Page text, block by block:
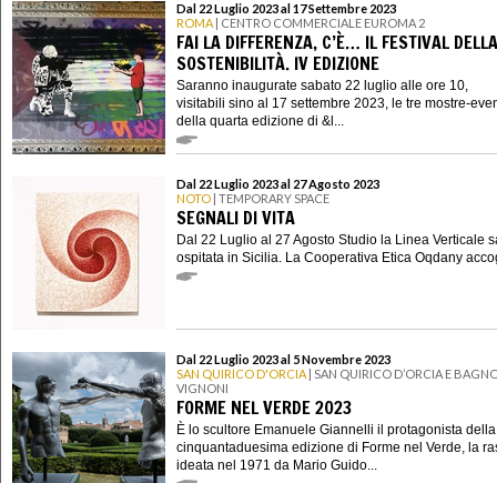
Dal 22 Luglio 2023 al 17 Settembre 2023
ROMA | CENTRO COMMERCIALE EUROMA 2
FAI LA DIFFERENZA, C’È… IL FESTIVAL DELLA
SOSTENIBILITÀ. IV EDIZIONE
Saranno inaugurate sabato 22 luglio alle ore 10,
visitabili sino al 17 settembre 2023, le tre mostre-
della quarta edizione di &l...
Dal 22 Luglio 2023 al 27 Agosto 2023
NOTO | TEMPORARY SPACE
SEGNALI DI VITA
Dal 22 Luglio al 27 Agosto Studio la Linea Verticale
ospitata in Sicilia. La Cooperativa Etica Oqdany
Dal 22 Luglio 2023 al 5 Novembre 2023
SAN QUIRICO D'ORCIA | SAN QUIRICO D’ORCIA E
VIGNONI
FORME NEL VERDE 2023
È lo scultore Emanuele Giannelli il protagonista della
cinquantaduesima edizione di Forme nel Verde, la
ideata nel 1971 da Mario Guido...